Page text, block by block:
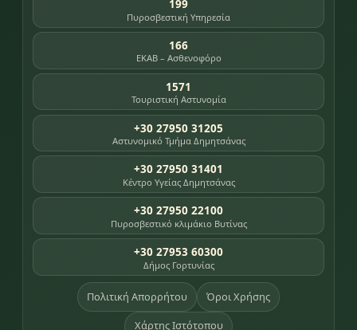
199
Πυροσβεστική Υπηρεσία
166
ΕΚΑΒ – Ασθενοφόρο
1571
Τουριστική Αστυνομία
+30 27950 31205
Αστυνομικό Τμήμα Δημητσάνας
+30 27950 31401
Κέντρο Υγείας Δημητσάνας
+30 27950 22100
Πυροσβεστικό κλιμάκιο Βυτίνας
+30 27953 60300
Δήμος Γορτυνίας
Πολιτική Απορρήτου Όροι Χρήσης
Χάρτης Ιστότοπου